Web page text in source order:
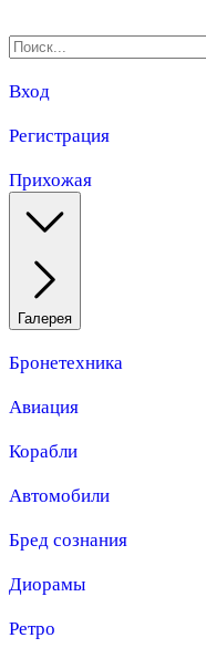
Вход
Регистрация
Прихожая
Галерея
Бронетехника
Авиация
Корабли
Автомобили
Бред сознания
Диорамы
Ретро